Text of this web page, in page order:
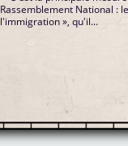
Rassemblement ­National :
l'immigration », qu'il...